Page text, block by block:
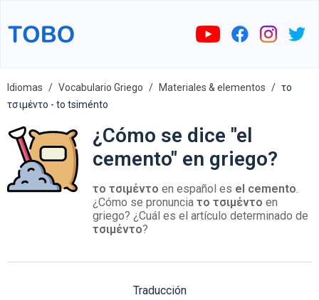
Idiomas Vocabulario Griego Materiales & elementos
το
τσιμέντο - to tsiménto
¿Cómo se dice "el
cemento" en griego?
το τσιμέντο en español es el cemento.
¿Cómo se pronuncia το τσιμέντο en
griego? ¿Cuál es el artículo determinado de
τσιμέντο?
Traducción